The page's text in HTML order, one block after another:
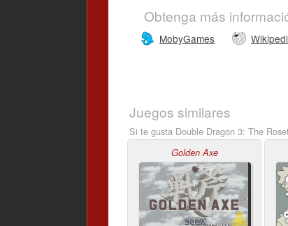
Obtenga más
MobyGames
Juegos similares
Si te gusta Double Dragon 3: The
Golden Axe